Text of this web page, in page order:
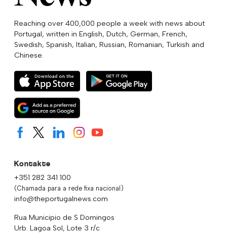
Reaching over 400,000 people a week with news about
Portugal, written in English, Dutch, German, French,
Swedish, Spanish, Italian, Russian, Romanian, Turkish and
Chinese.
Kontakte
+351 282 341 100
(Chamada para a rede fixa nacional)
info@theportugalnews.com
Rua Municipio de S Domingos
Urb. Lagoa Sol, Lote 3 r/c